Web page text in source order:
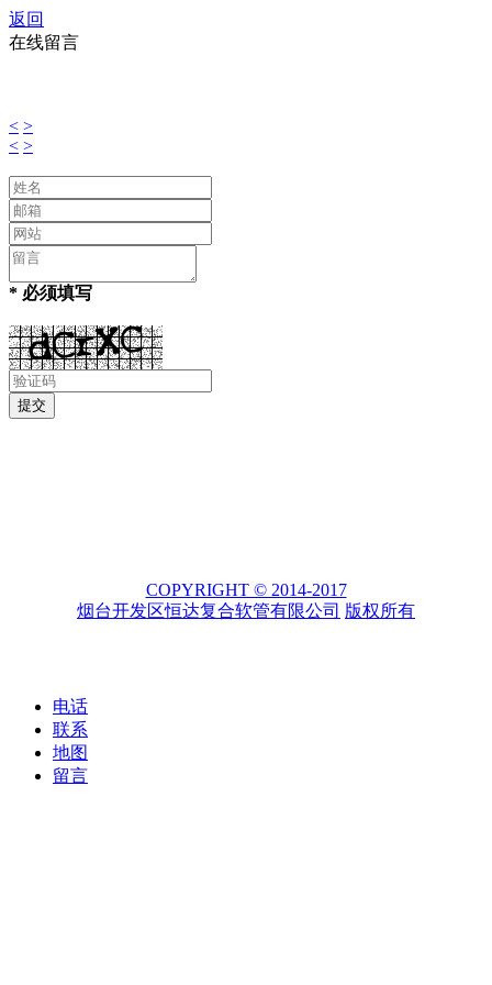
返回
在线留言
< >
< >
* 必须填写
COPYRIGHT © 2014-2017
烟台开发区恒达复合软管有限公司 版权所有
电话
联系
地图
留言